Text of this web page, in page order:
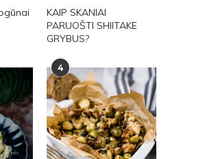
KAIP SKANIAI
PARUOŠTI SHIITAKE
GRYBUS?
4